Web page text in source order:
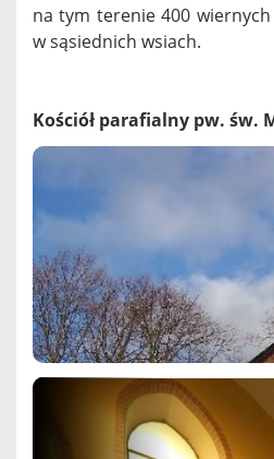
na tym terenie 400
w sąsiednich wsiach.
Kościół parafialny pw. św.